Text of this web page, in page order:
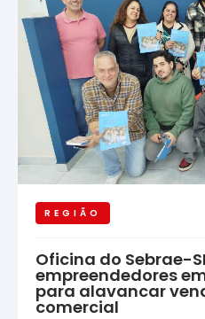
REGIÃO
Oficina do Sebrae-
empreendedores
para alavancar
comercial